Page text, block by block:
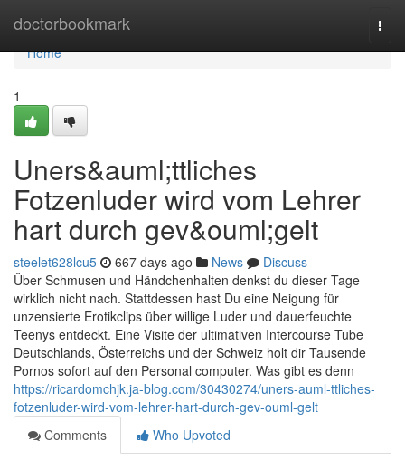
doctorbookmark
Home
Home
1
Uners&auml;ttliches
Fotzenluder wird vom Lehrer
hart durch gev&ouml;gelt
steelet628lcu5 667 days ago News
Discuss
Über Schmusen und Händchenhalten denkst du dieser Tage
wirklich nicht nach. Stattdessen hast Du eine Neigung für
unzensierte Erotikclips über willige Luder und dauerfeuchte
Teenys entdeckt. Eine Visite der ultimativen Intercourse Tube
Deutschlands, Österreichs und der Schweiz holt dir Tausende
Pornos sofort auf den Personal computer. Was gibt es denn
https://ricardomchjk.ja-blog.com/30430274/uners-auml-ttliches-
fotzenluder-wird-vom-lehrer-hart-durch-gev-ouml-gelt
Comments
Who Upvoted